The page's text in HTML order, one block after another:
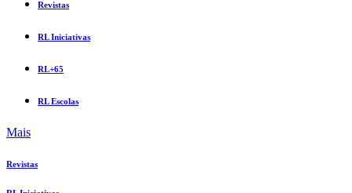
Revistas
RL Iniciativas
RL+65
RL Escolas
Mais
Revistas